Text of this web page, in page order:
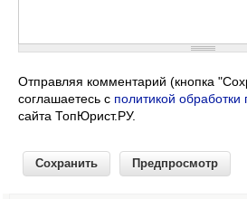
Отправляя комментарий (кнопка
соглашаетесь с политикой
сайта ТопЮрист.РУ.